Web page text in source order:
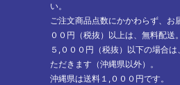
い。
ご注文商品点数にかかわらず、お
００円（税抜）以上は、無料配送。
５,０００円（税抜）以下の場合
ただきます（沖縄県以外）。
沖縄県は送料１,０００円です。